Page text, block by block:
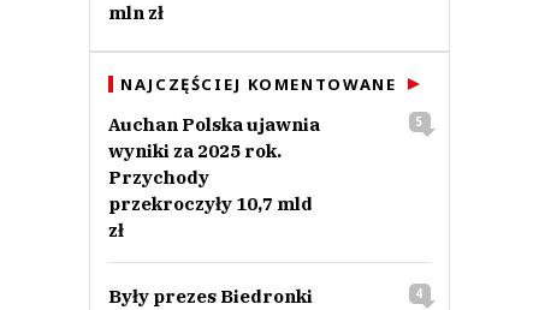
mln zł
NAJCZĘŚCIEJ KOMENTOWANE
Auchan Polska ujawnia
wyniki za 2025 rok.
Przychody
przekroczyły 10,7 mld
zł
5
Były prezes Biedronki
4